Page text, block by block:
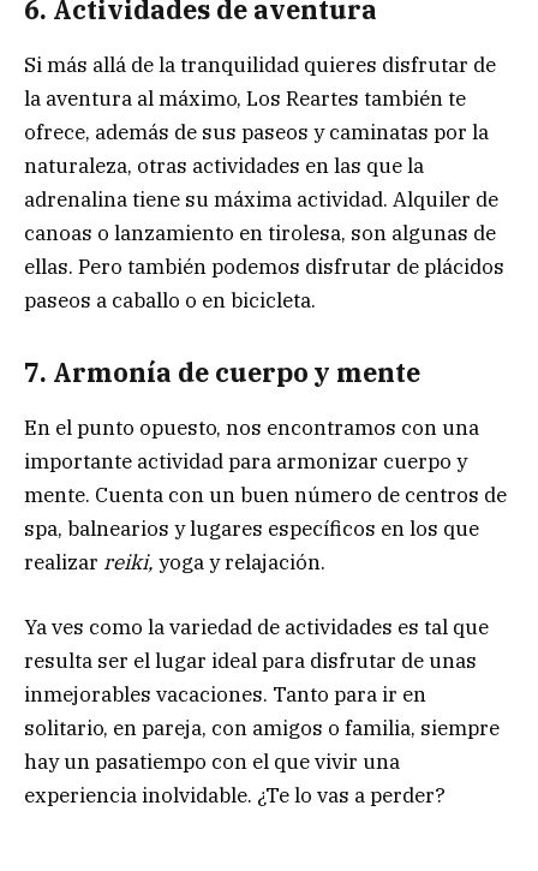
6. Actividades de aventura
Si más allá de la tranquilidad quieres disfrutar de
la aventura al máximo, Los Reartes también te
ofrece, además de sus paseos y caminatas por la
naturaleza, otras actividades en las que la
adrenalina tiene su máxima actividad. Alquiler de
canoas o lanzamiento en tirolesa, son algunas de
ellas. Pero también podemos disfrutar de plácidos
paseos a caballo o en bicicleta.
7. Armonía de cuerpo y mente
En el punto opuesto, nos encontramos con una
importante actividad para armonizar cuerpo y
mente. Cuenta con un buen número de centros de
spa, balnearios y lugares específicos en los que
realizar reiki, yoga y relajación.
Ya ves como la variedad de actividades es tal que
resulta ser el lugar ideal para disfrutar de unas
inmejorables vacaciones. Tanto para ir en
solitario, en pareja, con amigos o familia, siempre
hay un pasatiempo con el que vivir una
experiencia inolvidable. ¿Te lo vas a perder?